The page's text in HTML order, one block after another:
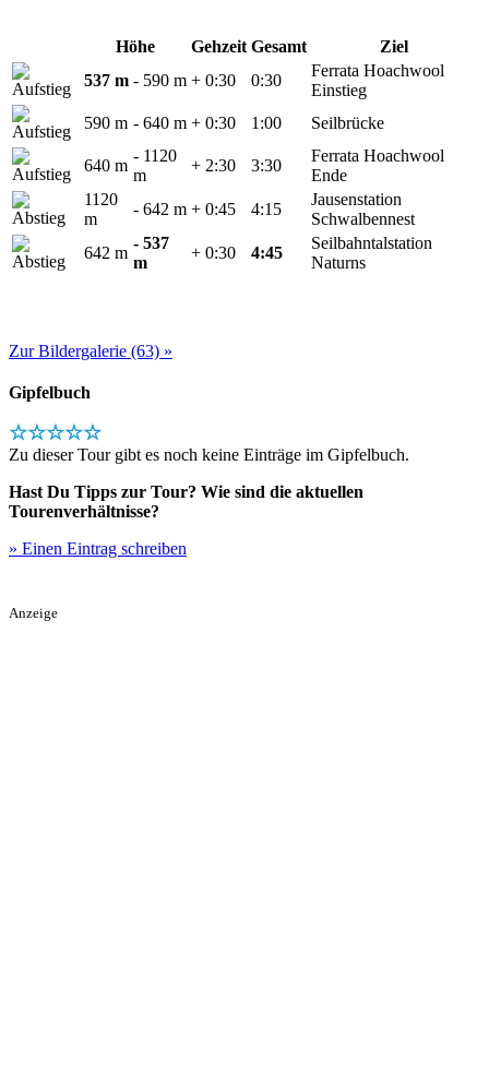
Höhe Gehzeit Gesamt
Ziel
537 m - 590 m + 0:30 0:30
Ferrata Hoachwool
Einstieg
590 m - 640 m + 0:30 1:00 Seilbrücke
640 m
- 1120
m
+ 2:30 3:30
Ferrata Hoachwool
Ende
1120
m
- 642 m + 0:45 4:15
Jausenstation
Schwalbennest
642 m
- 537
m
+ 0:30 4:45
Seilbahntalstation
Naturns
Zur Bildergalerie (63) »
Gipfelbuch
☆☆☆☆☆
Zu dieser Tour gibt es noch keine Einträge im Gipfelbuch.
Hast Du Tipps zur Tour? Wie sind die aktuellen
Tourenverhältnisse?
» Einen Eintrag schreiben
Anzeige